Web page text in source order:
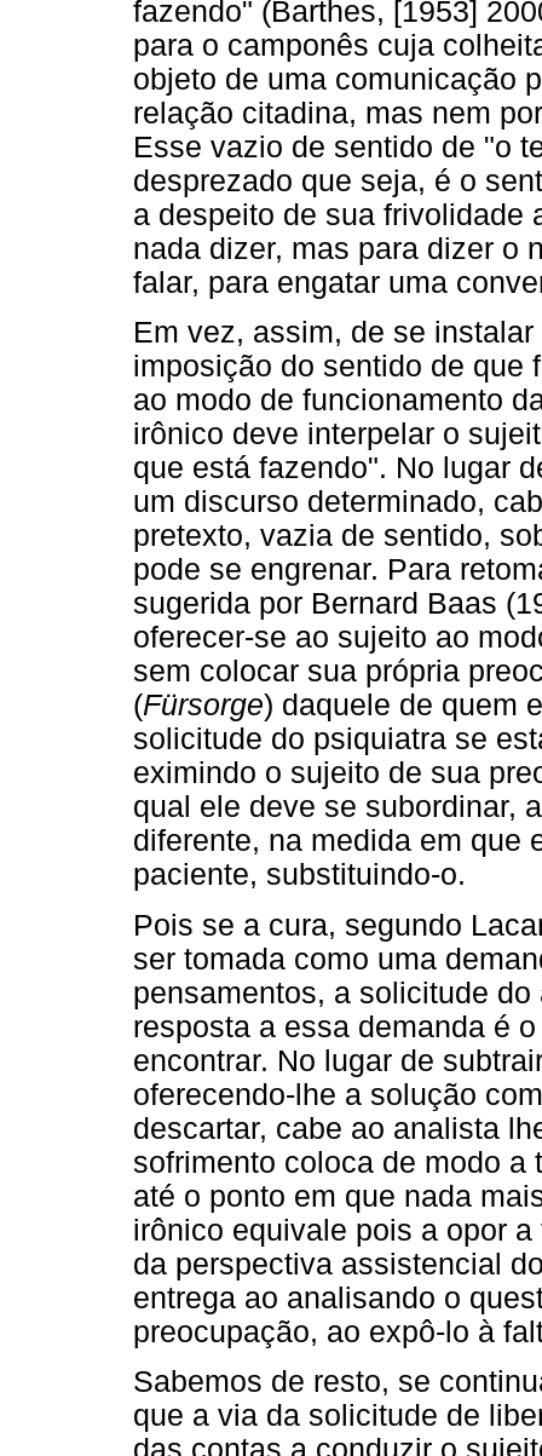
fazendo" (Barthes, [1953]
para o camponês cuja
objeto de uma comunicação
relação citadina, mas nem
Esse vazio de sentido de "o
desprezado que seja, é o
a despeito de sua frivolidade
nada dizer, mas para dizer o
falar, para engatar uma
Em vez, assim, de se
imposição do sentido de que
ao modo de funcionamento
irônico deve interpelar o
que está fazendo". No lugar
um discurso determinado,
pretexto, vazia de sentido,
pode se engrenar. Para
sugerida por Bernard Baas
oferecer-se ao sujeito ao
sem colocar sua própria
(Fürsorge) daquele de quem
solicitude do psiquiatra se
eximindo o sujeito de sua
qual ele deve se subordinar,
diferente, na medida em que
paciente, substituindo-o.
Pois se a cura, segundo
ser tomada como uma
pensamentos, a solicitude
resposta a essa demanda é
encontrar. No lugar de
oferecendo-lhe a solução
descartar, cabe ao analista
sofrimento coloca de modo
até o ponto em que nada
irônico equivale pois a opor
da perspectiva assistencial
entrega ao analisando o
preocupação, ao expô-lo à
Sabemos de resto, se
que a via da solicitude de
das contas a conduzir o